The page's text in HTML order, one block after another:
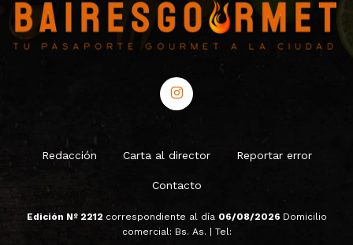
Redacción Carta al director Reportar error
Contacto
Edición Nº 2212 correspondiente al día 06/08/2026 Domicilio
comercial: Bs. As. | Tel: